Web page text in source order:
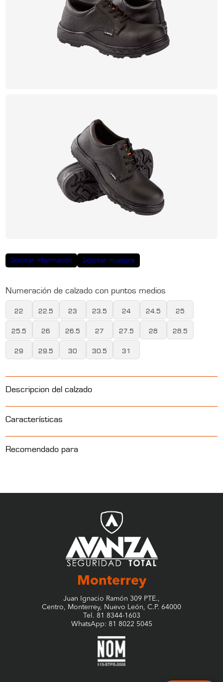
Solicitar información Solicitar muestra
Numeración de calzado con puntos medios
22 22.5 23 23.5 24 24.5 25
25.5 26 26.5 27 27.5 28 28.5
29 29.5 30 30.5 31
Descripcion del calzado
Choclo de Seguridad con Puntera de Policarbonato
Características
Tallas Disponibles 22 – 31
Puntera de Protección (PP)
TIPO II; NOM-113-STPS-
2009
Recomendado para
montañosa y volcánica, áreas de mantenimiento, entre otros.
Monterrey
Juan Ignacio Ramón 309 PTE.,
Centro, Monterrey, Nuevo León, C.P. 64000
Tel. 81 8344-1603
WhatsApp: 81 8022 5045